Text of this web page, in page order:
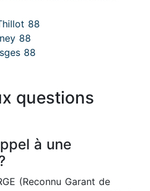
88
88
88
questions
à une
(Reconnu Garant de